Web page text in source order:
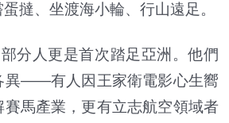
撻、坐渡海小輪、行山遠足。
人更是首次踏足亞洲。他們
異——有人因王家衛電影心生嚮
馬產業，更有立志航空領域者